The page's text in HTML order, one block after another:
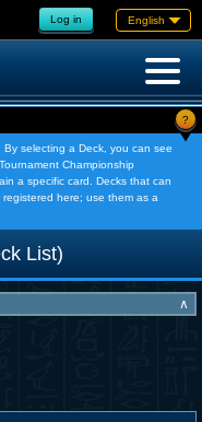
Log in English
?
By selecting a Deck, you can see
Championship
a specific card. Decks that can
here; use them as a
List)
∧